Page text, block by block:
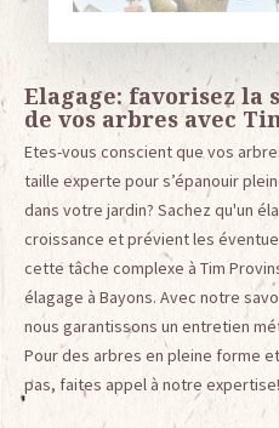
Elagage: favorisez la
de vos arbres avec
Etes-vous conscient que vos
taille experte pour s’épanouir
dans votre jardin? Sachez qu'un
croissance et prévient les
cette tâche complexe à Tim
élagage à Bayons. Avec notre
nous garantissons un entretien
Pour des arbres en pleine forme
pas, faites appel à notre expertise!